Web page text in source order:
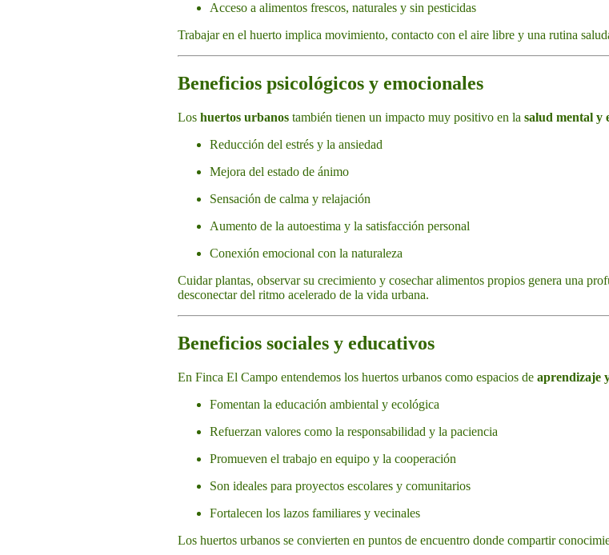
Acceso a alimentos frescos, naturales y sin pesticidas
Trabajar en el huerto implica movimiento, contacto con el aire libre y una rutina
Beneficios psicológicos y emocionales
Los huertos urbanos también tienen un impacto muy positivo en la salud mental y
Reducción del estrés y la ansiedad
Mejora del estado de ánimo
Sensación de calma y relajación
Aumento de la autoestima y la satisfacción personal
Conexión emocional con la naturaleza
Cuidar plantas, observar su crecimiento y cosechar alimentos propios genera una
desconectar del ritmo acelerado de la vida urbana.
Beneficios sociales y educativos
En Finca El Campo entendemos los huertos urbanos como espacios de aprendizaje
Fomentan la educación ambiental y ecológica
Refuerzan valores como la responsabilidad y la paciencia
Promueven el trabajo en equipo y la cooperación
Son ideales para proyectos escolares y comunitarios
Fortalecen los lazos familiares y vecinales
Los huertos urbanos se convierten en puntos de encuentro donde compartir